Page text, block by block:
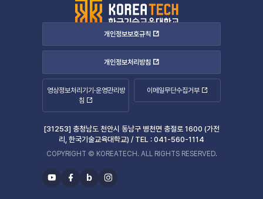
개인정보보호규칙
개인정보처리방침
영상정보처리기기·운영관리방
침
이메일무단수집거부
[31253] 충청남도 천안시 동남구 병천면 충절로 1600 (가전
리, 한국기술교육대학교) / TEL : 041-560-1114
COPYRIGHT © KOREATECH. ALL RIGHTS RESERVED.
유
페
b
블
인